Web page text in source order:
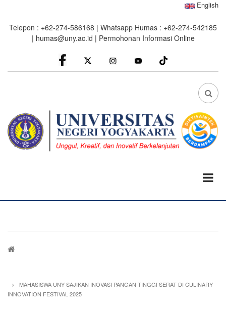
main
English
Telepon : +62-274-586168 | Whatsapp Humas : +62-274-542185
| humas@uny.ac.id | Permohonan Informasi Online
facebook
Instagram youtube
FA
Breadcrumb
MAHASISWA UNY SAJIKAN INOVASI PANGAN TINGGI SERAT DI CULINARY
INNOVATION FESTIVAL 2025
0%
read